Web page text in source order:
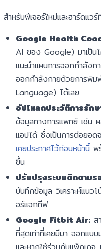
สำหรับฟีเจอร์ใหม่และฮาร์ดแว
Google Health
AI ของ Google) มาเป็น
แนะนำแผนการออกกำลังก
ออกกำลังกายด้วยการพิ
Language) ได้เลย
อัปโหลดประวัติการรักษ
ข้อมูลทางการแพทย์ เช่น ผ
แอปได้ ซึ่งเป็นการต่อยอด
เคยประกาศไว้ก่อนหน้านี้ พ
ขึ้น
ปรับปรุงระบบติดตามร
บันทึกข้อมูล วิเคราะห์แนว
อร์แอกทีฟ
Google Fitbit Air: ส
ที่สุดเท่าที่เคยมีมา ออกแบ